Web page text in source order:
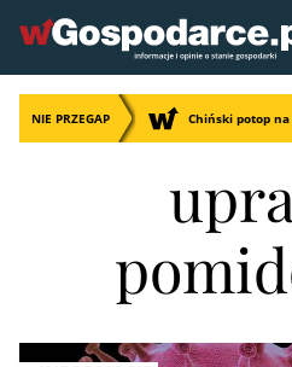
NIE PRZEGAP Chiński potop